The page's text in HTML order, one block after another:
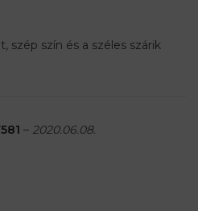
szép szín és a széles szárik
– 2020.06.08.